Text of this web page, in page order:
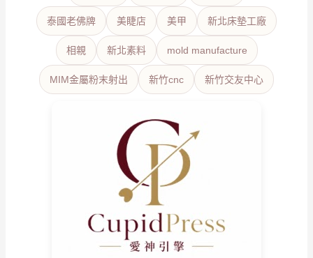
泰國老佛牌 美睫店 美甲 新北床墊工廠
相親 新北素料 mold manufacture
MIM金屬粉末射出 新竹cnc 新竹交友中心